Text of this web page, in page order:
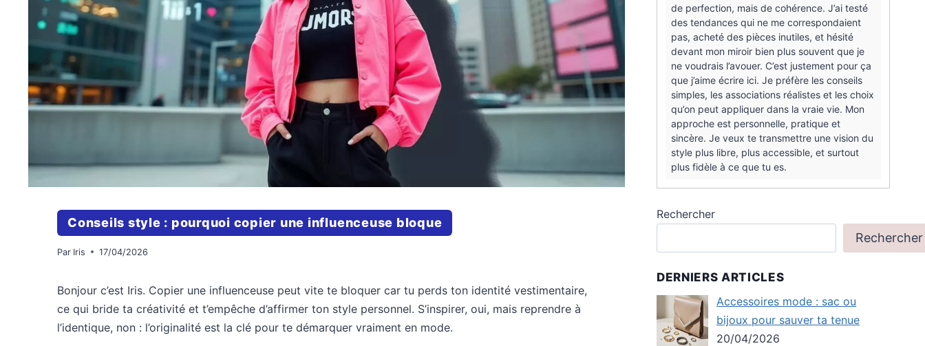
Conseils style : pourquoi copier une influenceuse bloque
Par Iris 17/04/2026
Bonjour c’est Iris. Copier une influenceuse peut vite te bloquer car tu perds ton identité vestimentaire,
ce qui bride ta créativité et t’empêche d’affirmer ton style personnel. S’inspirer, oui, mais reprendre à
l’identique, non : l’originalité est la clé pour te démarquer vraiment en mode.
de perfection, mais de cohérence. J’ai testé
des tendances qui ne me correspondaient
pas, acheté des pièces inutiles, et hésité
devant mon miroir bien plus souvent que je
ne voudrais l’avouer. C’est justement pour ça
que j’aime écrire ici. Je préfère les conseils
simples, les associations réalistes et les choix
qu’on peut appliquer dans la vraie vie. Mon
approche est personnelle, pratique et
sincère. Je veux te transmettre une vision du
style plus libre, plus accessible, et surtout
plus fidèle à ce que tu es.
Rechercher
Rechercher
DERNIERS ARTICLES
Accessoires mode : sac ou
bijoux pour sauver ta tenue
20/04/2026